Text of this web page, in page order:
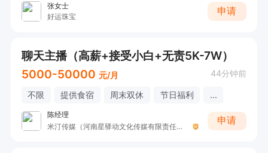
张女士
好运珠宝
申请
聊天主播（高薪+接受小白+无责5K-7W）
5000-50000 元/月 44分钟前
不限 提供食宿 周末双休 节日福利 ...
陈经理
米汀传媒（河南星驿动文化传媒有限责任公司 ）
申请